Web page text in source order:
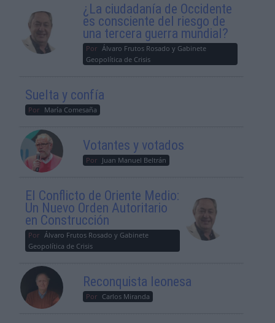
¿La ciudadanía de Occidente
es consciente del riesgo de
una tercera guerra mundial?
Por Álvaro Frutos Rosado y Gabinete
Geopolítica de Crisis
Suelta y confía
Por María Comesaña
Votantes y votados
Por Juan Manuel Beltrán
El Conflicto de Oriente Medio:
Un Nuevo Orden Autoritario
en Construcción
Por Álvaro Frutos Rosado y Gabinete
Geopolítica de Crisis
Reconquista leonesa
Por Carlos Miranda